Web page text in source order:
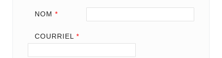
NOM *
COURRIEL *